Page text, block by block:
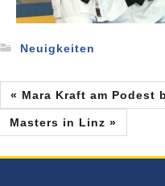
Neuigkeiten
« Mara Kraft am Podest
Masters in Linz »